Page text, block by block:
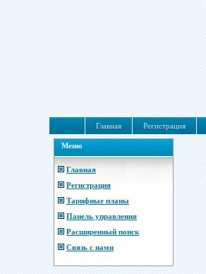
Главная Регистрация
Меню
Главная
Регистрация
Тарифные планы
Панель управления
Расширенный поиск
Связь с нами